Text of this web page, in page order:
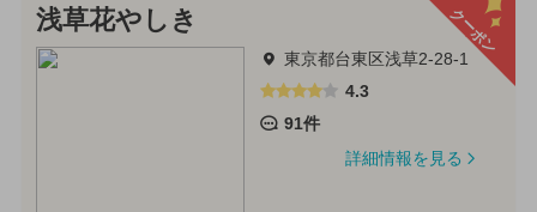
クーポン
浅草花やしき
東京都台東区浅草2-28-1
4.3
91件
詳細情報を見る